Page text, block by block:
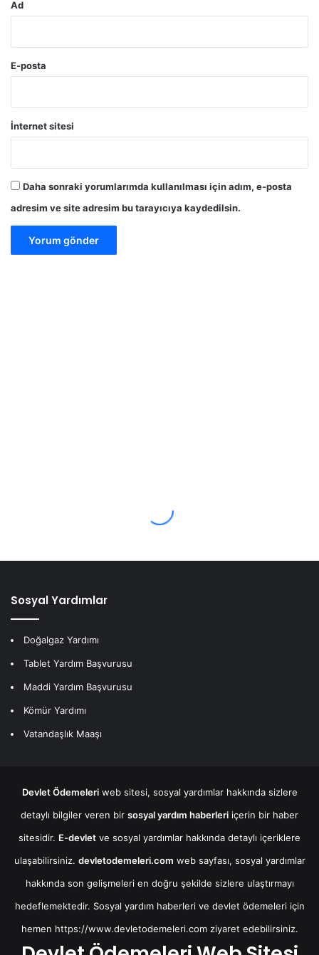
Sosyal Yardımlar
Doğalgaz Yardımı
Tablet Yardım Başvurusu
Maddi Yardım Başvurusu
Kömür Yardımı
Vatandaşlık Maaşı
Devlet Ödemeleriweb sitesi, sosyal yardımlar hakkında sizlere
detaylı bilgiler veren bir sosyal yardım haberleri içerin bir haber
sitesidir. E-devlet ve sosyal yardımlar hakkında detaylı içeriklere
ulaşabilirsiniz. devletodemeleri.com web sayfası, sosyal yardımlar
hakkında son gelişmeleri en doğru şekilde sizlere ulaştırmayı
hedeflemektedir. Sosyal yardım haberleri ve devlet ödemeleri için
hemen https://www.devletodemeleri.comziyaret edebilirsiniz.